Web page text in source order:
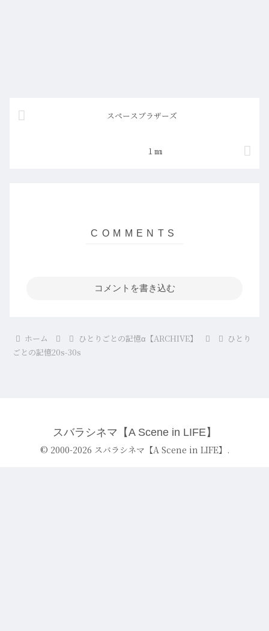
スペースブラザーズ
１㎜
コメントを書き込む
ホーム ひとりごとの記憶α【ARCHIVE】
ひとり
ごとの記憶20s-30s
スバラシネマ【A Scene in LIFE】
© 2000-2026 スバラシネマ【A Scene in LIFE】.